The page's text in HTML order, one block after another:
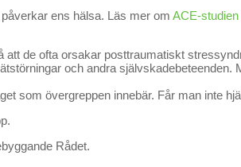
ens hälsa. Läs mer om ACE-studien
de ofta orsakar posttraumatiskt
och andra självskadebeteenden.
som övergreppen innebär. Får man inte
Rådet.